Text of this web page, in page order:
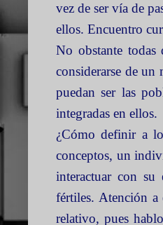
vez de ser vía de
ellos. Encuentro
No obstante
considerarse de
puedan ser las
integradas en ellos.
¿Cómo definir a
conceptos, un
interactuar con
fértiles. Atención a
relativo, pues